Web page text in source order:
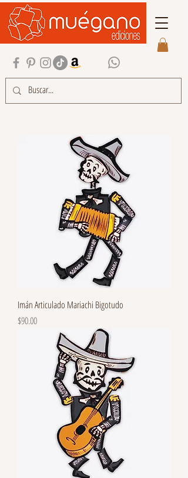
Imán Articulado Mariachi Bigotudo
Precio
$90.00